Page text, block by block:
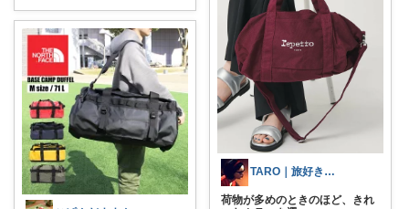
TARO｜旅好きのスキンケア
荷物が多めのときのほど、きれ